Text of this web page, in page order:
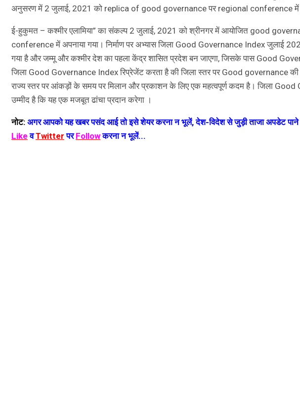
अनुसरण में 2 जुलाई, 2021 को replica of good governance पर regional conference में
ई-हुकुमत – कश्मीर एलामिया” का संकल्प 2 जुलाई, 2021 को श्रीनगर में आयोजित good
conference में अपनाया गया। निर्माण पर अभ्यास जिला Good Governance Index जुलाई
गया है और जम्मू और कश्मीर देश का पहला केंद्र शासित प्रदेश बन जाएगा, जिसके पास Good
जिला Good Governance Index रिप्रेजेंट करता है की जिला स्तर पर Good governance
राज्य स्तर पर आंकड़ों के समय पर मिलान और प्रकाशन के लिए एक महत्वपूर्ण कदम है। जिला
उम्मीद है कि यह एक मजबूत ढांचा प्रदान करेगा ।
नोट: अगर आपको यह खबर पसंद आई तो इसे शेयर करना न भूलें, देश-विदेश से जुड़ी ताजा अपडेट पाने
Like वTwitter परFollowकरना न भूलें...